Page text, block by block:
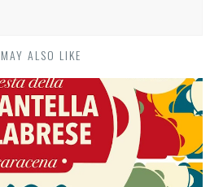
ALSO LIKE